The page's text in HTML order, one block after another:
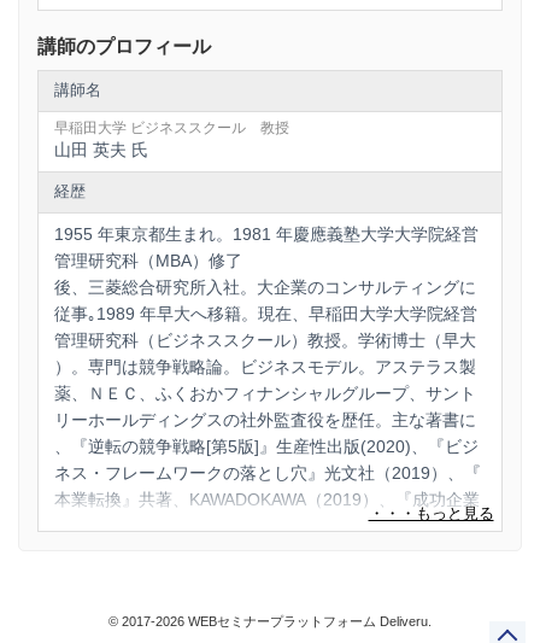
講師のプロフィール
講師名
早稲田大学 ビジネススクール 教授
山田 英夫 氏
経歴
1955 年東京都生まれ。1981 年慶應義塾大学大学院経営
管理研究科（MBA）修了
後、三菱総合研究所入社。大企業のコンサルティングに
従事｡1989 年早大へ移籍。現在、早稲田大学大学院経営
管理研究科（ビジネススクール）教授。学術博士（早大
）。専門は競争戦略論。ビジネスモデル。アステラス製
薬、ＮＥＣ、ふくおかフィナンシャルグループ、サント
リーホールディングスの社外監査役を歴任。主な著書に
、『逆転の競争戦略[第5版]』生産性出版(2020)、『ビジ
ネス・フレームワークの落とし穴』光文社（2019）、『
本業転換』共著、KAWADOKAWA（2019）、『成功企業
に潜むビジネスモデルのルール』ダイヤモンド社（2017
『異業種に学ぶビジネスモデル』日本経済新聞出版社（2
© 2017-2026 WEBセミナープラットフォーム Deliveru.